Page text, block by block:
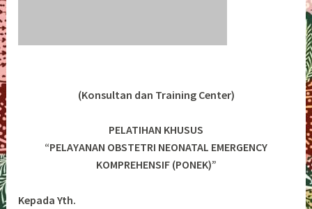
(Konsultan dan Training Center)
PELATIHAN KHUSUS
“PELAYANAN OBSTETRI NEONATAL EMERGENCY
KOMPREHENSIF (PONEK)”
Kepada Yth.